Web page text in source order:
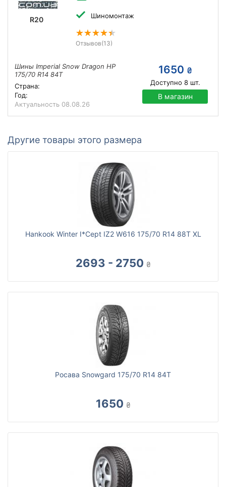
R20 Шиномонтаж
Отзывов(13)
Шины Imperial Snow Dragon HP
175/70 R14 84T
Страна:
Год:
Актуальность 08.08.26
1650 ₴
Доступно 8шт.
В магазин
Другие товары этого размера
Hankook Winter I*Cept IZ2 W616 175/70 R14 88T XL
2693 - 2750 ₴
Росава Snowgard 175/70 R14 84T
1650 ₴